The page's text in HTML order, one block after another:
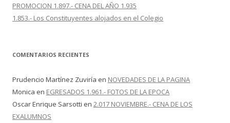
PROMOCION 1.897.- CENA DEL AÑO 1.935
1.853.- Los Constituyentes alojados en el Colegio
COMENTARIOS RECIENTES
Prudencio Martínez Zuviría en NOVEDADES DE LA PAGINA
Monica en EGRESADOS 1.961.- FOTOS DE LA EPOCA
Oscar Enrique Sarsotti en 2.017 NOVIEMBRE.- CENA DE LOS
EXALUMNOS